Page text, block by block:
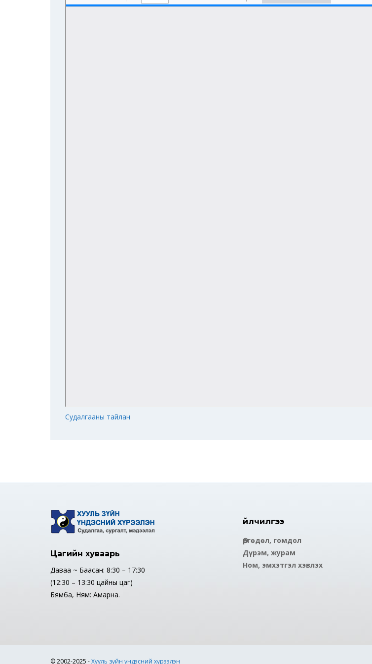
Судалгааны тайлан
Цагийн хуваарь
Даваа ~ Баасан: 8:30 – 17:30
(12:30 – 13:30 цайны цаг)
Бямба, Ням: Амарна.
Үйлчилгээ
Өргөдөл, гомдол
Дүрэм, журам
Ном, эмхэтгэл хэвлэх
© 2002-2025 -Хууль зүйн үндэсний хүрээлэн